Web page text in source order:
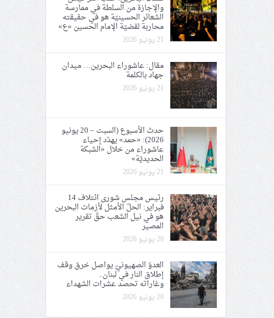
والإجازة من السلطة في ممارسة
الشعائر الحسينيّة هو في حقيقته
محاربة لقضيّة الإمام الحسين «ع»
21 يونيو 2026
مقال: عاشوراء البحرين… ميدان
جهاد بالكلمة
21 يونيو 2026
حدث الأسبوع (السبت – 20 يونيو
2026): «حمد» يهدّد إحياء
عاشوراء من خلال «الشبكة
الحديديّة»
21 يونيو 2026
رئيس مجلس شورى ائتلاف 14
فبراير: الحلّ الأمثل لأزمات البحرين
هو في نيل الشعب حقّ تقرير
المصير
20 يونيو 2026
العدوّ الصهيونيّ يواصل خرق وقف
إطلاق النار في لبنان..
وغاراته تحصد عشرات الشهداء
20 يونيو 2026